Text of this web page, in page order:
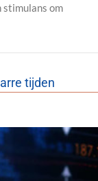
stimulans om
tijden